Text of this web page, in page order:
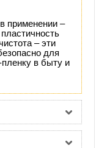
применении –
– эти
для
пленку в быту и